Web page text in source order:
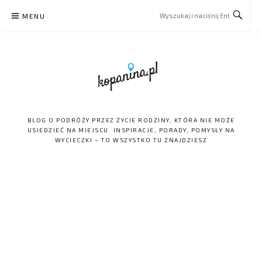
MENU
BLOG O PODRÓŻY PRZEZ ŻYCIE RODZINY, KTÓRA NIE MOŻE
USIEDZIEĆ NA MIEJSCU. INSPIRACJE, PORADY, POMYSŁY NA
WYCIECZKI – TO WSZYSTKO TU ZNAJDZIESZ